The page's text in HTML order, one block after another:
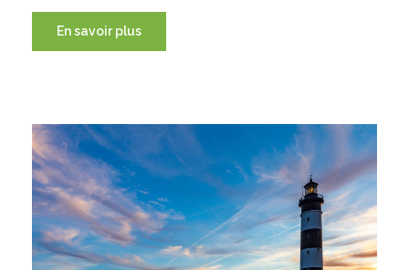
En savoir plus